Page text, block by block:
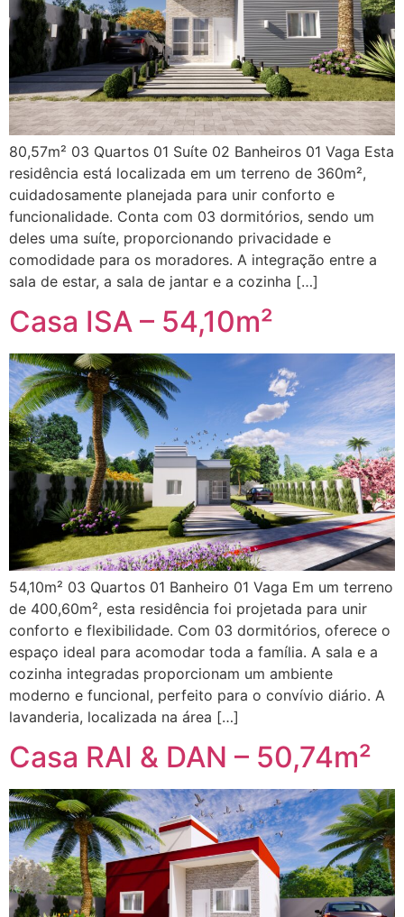
80,57m² 03 Quartos 01 Suíte 02 Banheiros 01 Vaga Esta
residência está localizada em um terreno de 360m²,
cuidadosamente planejada para unir conforto e
funcionalidade. Conta com 03 dormitórios, sendo um
deles uma suíte, proporcionando privacidade e
comodidade para os moradores. A integração entre a
sala de estar, a sala de jantar e a cozinha […]
Casa ISA – 54,10m²
54,10m² 03 Quartos 01 Banheiro 01 Vaga Em um terreno
de 400,60m², esta residência foi projetada para unir
conforto e flexibilidade. Com 03 dormitórios, oferece o
espaço ideal para acomodar toda a família. A sala e a
cozinha integradas proporcionam um ambiente
moderno e funcional, perfeito para o convívio diário. A
lavanderia, localizada na área […]
Casa RAI & DAN – 50,74m²